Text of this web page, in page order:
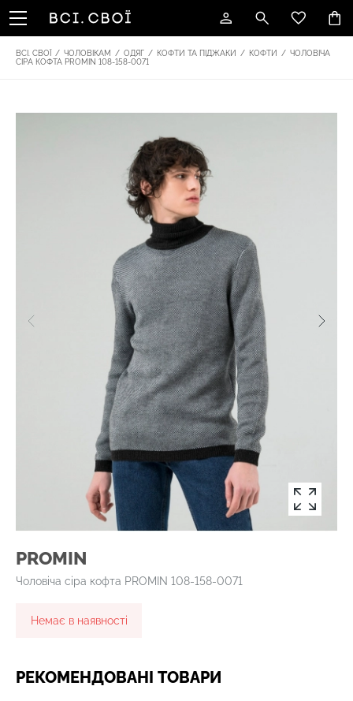
ВСІ. СВОЇ / ЧОЛОВІКАМ / ОДЯГ / КОФТИ ТА ПІДЖАКИ / КОФТИ / ЧОЛОВІЧА
СІРА КОФТА PROMIN 108-158-0071
PROMIN
Чоловіча сіра кофта PROMIN 108-158-0071
Немає в наявності
РЕКОМЕНДОВАНІ ТОВАРИ